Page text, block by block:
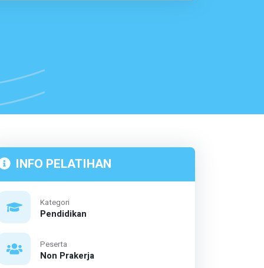
INFO PELATIHAN
Kategori
Pendidikan
Peserta
Non Prakerja